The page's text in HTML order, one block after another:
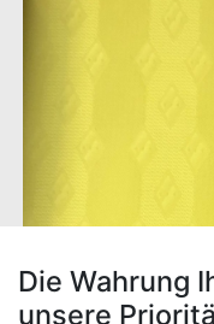
Die Wahrung
unsere